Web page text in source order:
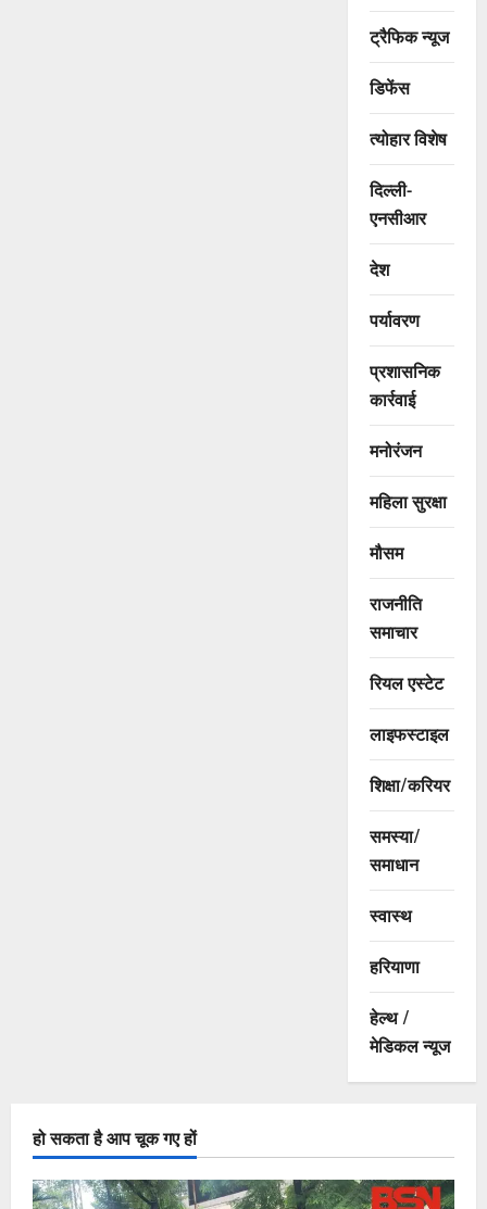
ट्रैफिक न्यूज
डिफेंस
त्योहार विशेष
दिल्ली-
एनसीआर
देश
पर्यावरण
प्रशासनिक
कार्रवाई
मनोरंजन
महिला सुरक्षा
मौसम
राजनीति
समाचार
रियल एस्टेट
लाइफस्टाइल
शिक्षा/करियर
समस्या/
समाधान
स्वास्थ
हरियाणा
हेल्थ /
मेडिकल न्यूज
हो सकता है आप चूक गए हों